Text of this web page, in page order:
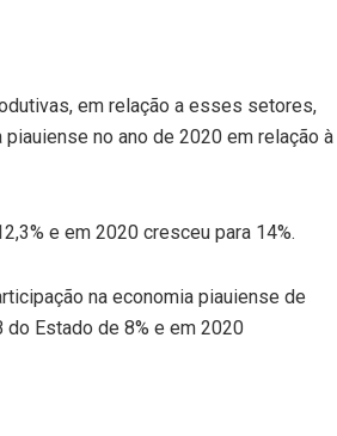
em relação a esses setores,
no ano de 2020 em relação à
e em 2020 cresceu para 14%.
na economia piauiense de
do Estado de 8% e em 2020